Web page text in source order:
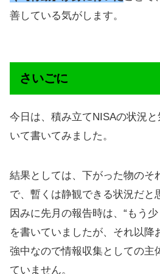
善している気がします。
さいごに
今日は、積み立てNISAの状況
いて書いてみました。
結果としては、下がった物のそ
で、暫くは静観できる状況だと
因みに先月の報告時は、“もう
を書いていましたが、それ以降
強中なので情報収集としての主
ていません。